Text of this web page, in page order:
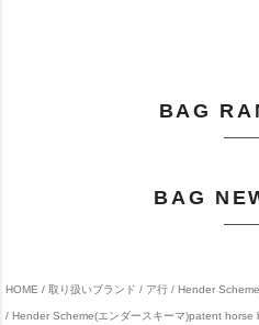
BAG
BAG
HOME 取り扱いブランド ア行 Hender
Hender Scheme(エンダースキーマ)patent